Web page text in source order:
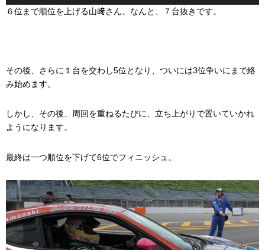
６位まで順位を上げる山﨑さん。なんと、７台抜きです。
その後、さらに１台を交わし5位となり、ついには3位争いにまで絡
み始めます。
しかし、その後、周回を重ねるたびに、立ち上がりで置いていかれ
ようになります。
最終は一つ順位を下げて6位でフィニッシュ。